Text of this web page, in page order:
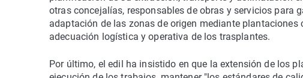
otras concejalías, responsables de obras y servicios para
adaptación de las zonas de origen mediante
adecuación logística y operativa de los trasplantes.
Por último, el edil ha insistido en que la extensión de los